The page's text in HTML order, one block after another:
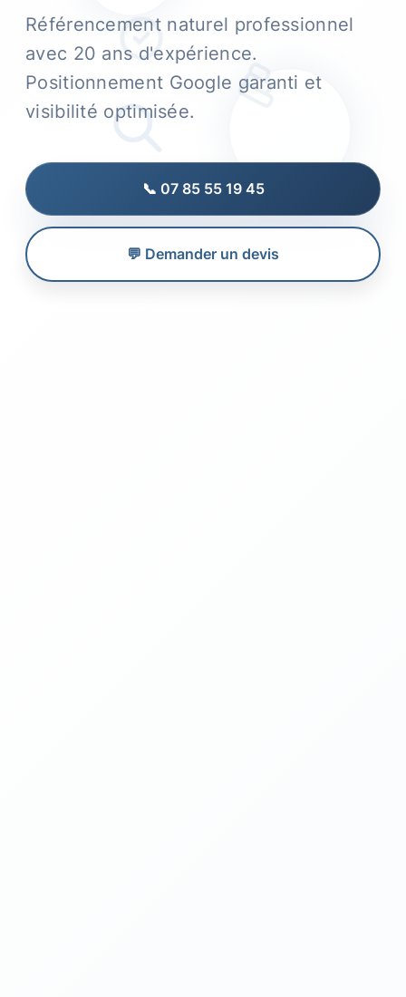
Référencement naturel professionnel
avec 20 ans d'expérience.
Positionnement Google garanti et
visibilité optimisée.
📞 07 85 55 19 45
💬 Demander un devis